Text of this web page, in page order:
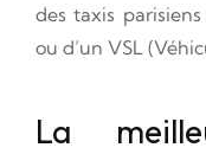
des taxis
ou d’un VSL
La